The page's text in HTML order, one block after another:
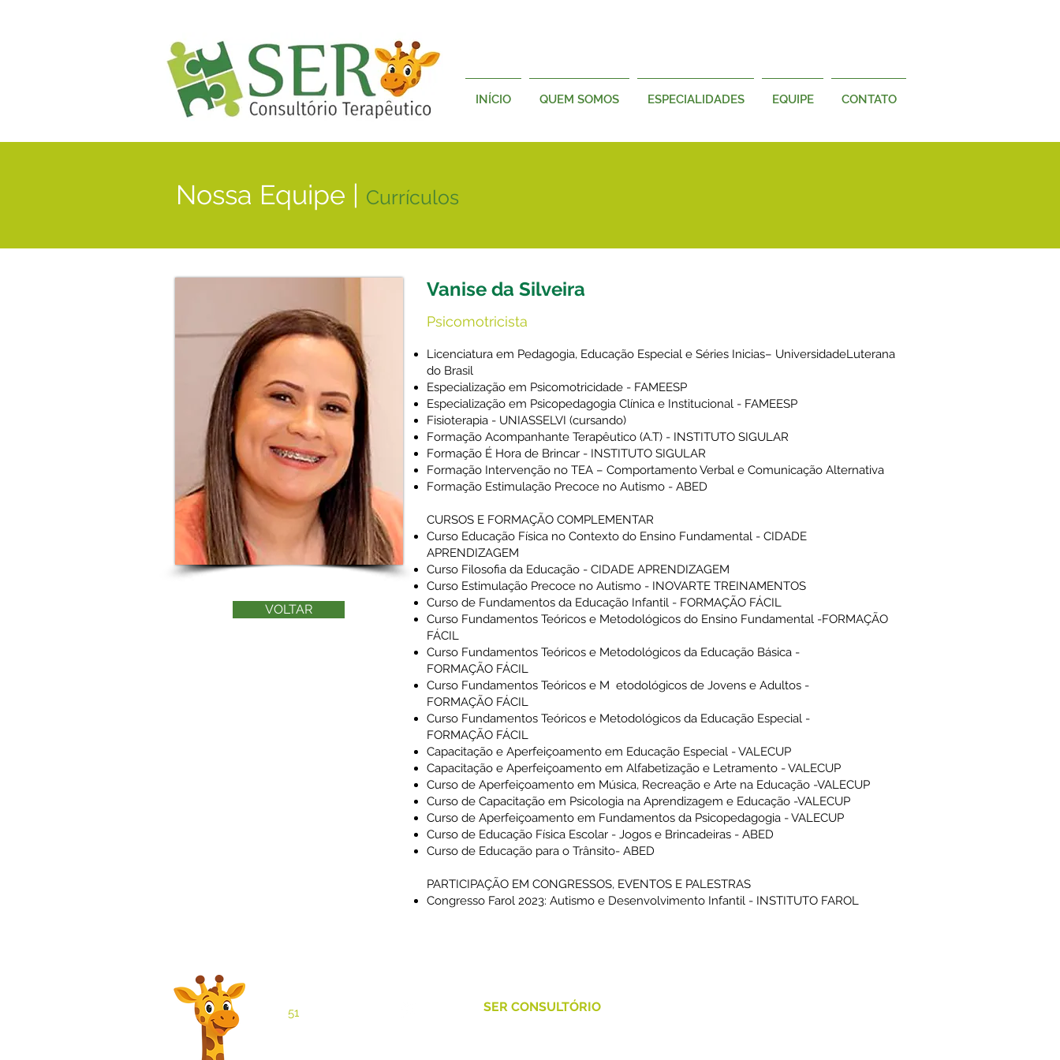
INÍCIO QUEM SOMOS ESPECIALIDADES EQUIPE CONTATO
Nossa Equipe | Currículos
VOLTAR
Vanise da Silveira
Psicomotricista
Licenciatura em Pedagogia, Educação Especial e Séries Inicias– UniversidadeLuterana
do Brasil
Especialização em Psicomotricidade - FAMEESP
Especialização em Psicopedagogia Clínica e Institucional - FAMEESP
Fisioterapia - UNIASSELVI (cursando)
Formação Acompanhante Terapêutico (A.T) - INSTITUTO SIGULAR
Formação É Hora de Brincar - INSTITUTO SIGULAR
Formação Intervenção no TEA – Comportamento Verbal e Comunicação Alternativa
Formação Estimulação Precoce no Autismo - ABED
CURSOS E FORMAÇÃO COMPLEMENTAR
Curso Educação Física no Contexto do Ensino Fundamental - CIDADE
APRENDIZAGEM
Curso Filosofia da Educação - CIDADE APRENDIZAGEM
Curso Estimulação Precoce no Autismo - INOVARTE TREINAMENTOS
Curso de Fundamentos da Educação Infantil - FORMAÇÃO FÁCIL
Curso Fundamentos Teóricos e Metodológicos do Ensino Fundamental -FORMAÇÃO
FÁCIL
Curso Fundamentos Teóricos e Metodológicos da Educação Básica -
FORMAÇÃO FÁCIL
Curso Fundamentos Teóricos e M etodológicos de Jovens e Adultos -
FORMAÇÃO FÁCIL
Curso Fundamentos Teóricos e Metodológicos da Educação Especial -
FORMAÇÃO FÁCIL
Capacitação e Aperfeiçoamento em Educação Especial - VALECUP
Capacitação e Aperfeiçoamento em Alfabetização e Letramento - VALECUP
Curso de Aperfeiçoamento em Música, Recreação e Arte na Educação -VALECUP
Curso de Capacitação em Psicologia na Aprendizagem e Educação -VALECUP
Curso de Aperfeiçoamento em Fundamentos da Psicopedagogia - VALECUP
Curso de Educação Física Escolar - Jogos e Brincadeiras - ABED
Curso de Educação para o Trânsito- ABED
PARTICIPAÇÃO EM CONGRESSOS, EVENTOS E PALESTRAS
Congresso Farol 2023: Autismo e Desenvolvimento Infantil - INSTITUTO FAROL
SER CONSULTÓRIO
51